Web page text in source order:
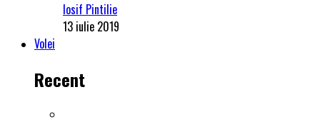
Iosif Pintilie
13 iulie 2019
Volei
Recent